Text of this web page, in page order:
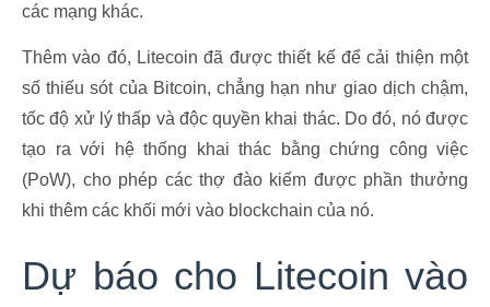
các mạng khác.
Thêm vào đó, Litecoin đã được thiết kế để cải thiện một
số thiếu sót của Bitcoin, chẳng hạn như giao dịch chậm,
tốc độ xử lý thấp và độc quyền khai thác. Do đó, nó được
tạo ra với hệ thống khai thác bằng chứng công việc
(PoW), cho phép các thợ đào kiếm được phần thưởng
khi thêm các khối mới vào blockchain của nó.
Dự báo cho Litecoin vào